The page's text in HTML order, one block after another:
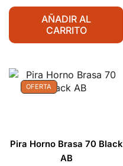
AÑADIR AL
CARRITO
OFERTA
Pira Horno Brasa 70 Black
AB